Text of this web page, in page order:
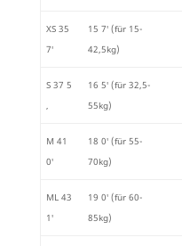
XS 35
7′
15 7′ (für 15-
42,5kg)
S 37 5
‚
16 5′ (für 32,5-
55kg)
M 41
0′
18 0′ (für 55-
70kg)
ML 43
1′
19 0′ (für 60-
85kg)